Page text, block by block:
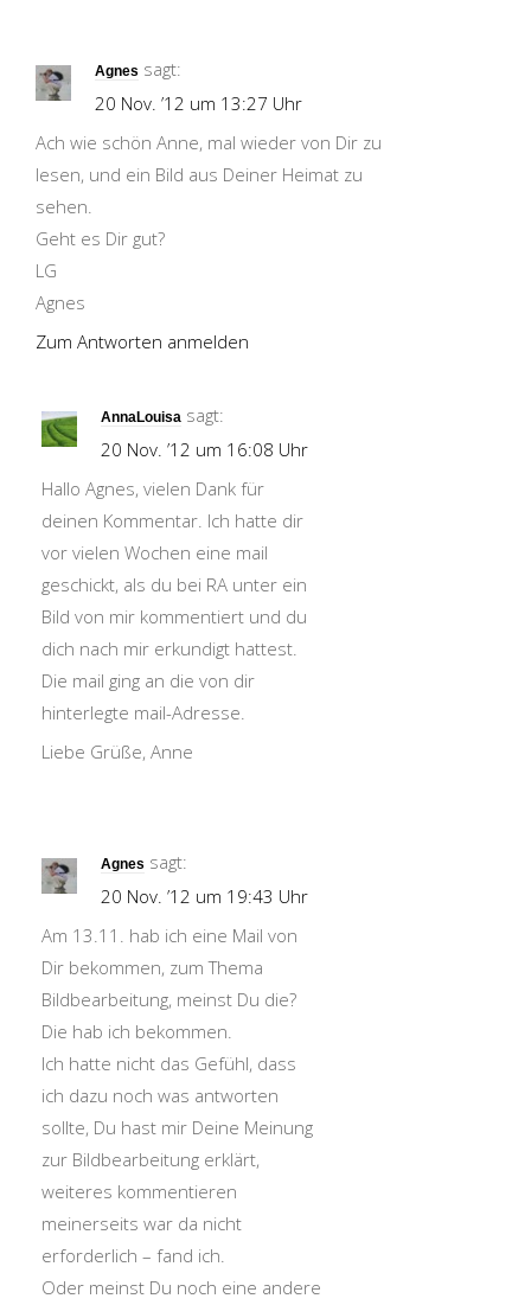
Agnes sagt:
20 Nov. ’12 um 13:27 Uhr
Ach wie schön Anne, mal wieder von Dir zu
lesen, und ein Bild aus Deiner Heimat zu
sehen.
Geht es Dir gut?
LG
Agnes
Zum Antworten anmelden
AnnaLouisa sagt:
20 Nov. ’12 um 16:08 Uhr
Hallo Agnes, vielen Dank für
deinen Kommentar. Ich hatte dir
vor vielen Wochen eine mail
geschickt, als du bei RA unter ein
Bild von mir kommentiert und du
dich nach mir erkundigt hattest.
Die mail ging an die von dir
hinterlegte mail-Adresse.
Liebe Grüße, Anne
Agnes sagt:
20 Nov. ’12 um 19:43 Uhr
Am 13.11. hab ich eine Mail von
Dir bekommen, zum Thema
Bildbearbeitung, meinst Du die?
Die hab ich bekommen.
Ich hatte nicht das Gefühl, dass
ich dazu noch was antworten
sollte, Du hast mir Deine Meinung
zur Bildbearbeitung erklärt,
weiteres kommentieren
meinerseits war da nicht
erforderlich – fand ich.
Oder meinst Du noch eine andere